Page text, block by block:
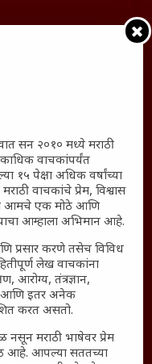
वैभवशाली इतिहासाचे
संवेदनशीलता : आजच्या
बदलण्याची शक्ती
वाढता परिणाम:
मान्सूनचे महत्त्व
डाउन; सोशल
सन २०१० मध्ये मराठी
वाचकांपर्यंत
१५ पेक्षा अधिक वर्षांच्या
वाचकांचे प्रेम, विश्वास
एक मोठे आणि
आम्हाला अभिमान आहे.
प्रसार करणे तसेच विविध
लेख वाचकांना
आरोग्य, तंत्रज्ञान,
आणि इतर अनेक
करत असतो.
मराठी भाषेवर प्रेम
आहे. आपल्या सततच्या